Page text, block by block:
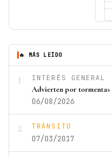
🔥 MÁS LEÍDO
1 INTERÉS GENERAL
Advierten por tormentas
06/08/2026
2 TRÁNSITO
07/03/2017